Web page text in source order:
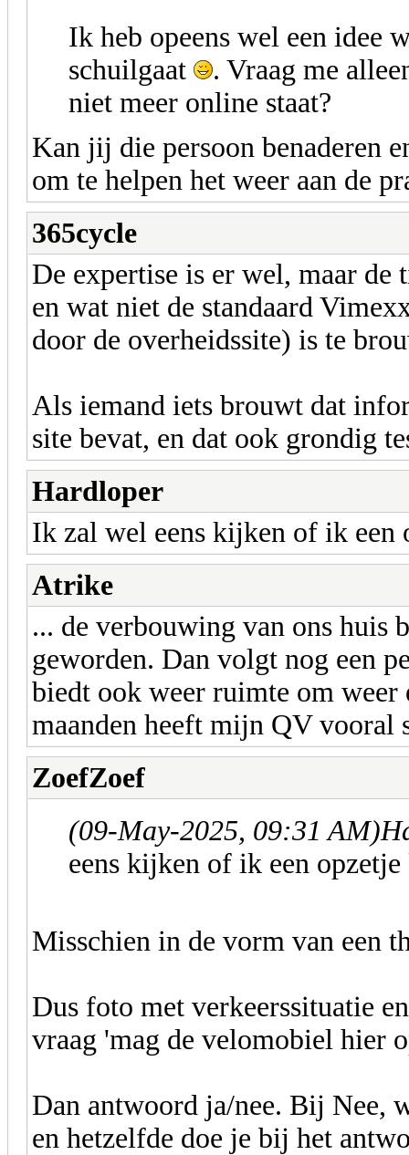
Ik heb opeens wel een idee
schuilgaat
. Vraag me
niet meer online staat?
Kan jij die persoon benaderen
om te helpen het weer aan de
365cycle
De expertise is er wel, maar
en wat niet de standaard
door de overheidssite) is te
Als iemand iets brouwt dat
site bevat, en dat ook grondig
Hardloper
Ik zal wel eens kijken of ik een
Atrike
... de verbouwing van ons huis
geworden. Dan volgt nog een
biedt ook weer ruimte om weer
maanden heeft mijn QV vooral
ZoefZoef
(09-May-2025, 09:31 AM)
eens kijken of ik een opzetje
Misschien in de vorm van een
Dus foto met verkeerssituatie
vraag 'mag de velomobiel hier
Dan antwoord ja/nee. Bij Nee,
en hetzelfde doe je bij het